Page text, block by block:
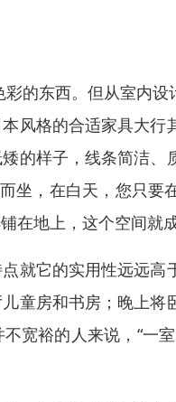
的东西。但从室内
风格的合适家具大
的样子，线条简洁
坐，在白天，您只
在地上，这个空间就成
就它的实用性远远
童房和书房；晚上
宽裕的人来说，“一